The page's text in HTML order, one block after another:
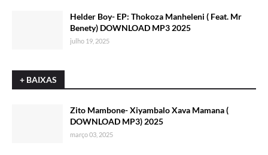
Helder Boy- EP: Thokoza Manheleni ( Feat. Mr
Benety) DOWNLOAD MP3 2025
julho 19, 2025
+ BAIXAS
Zito Mambone- Xiyambalo Xava Mamana (
DOWNLOAD MP3) 2025
março 03, 2025